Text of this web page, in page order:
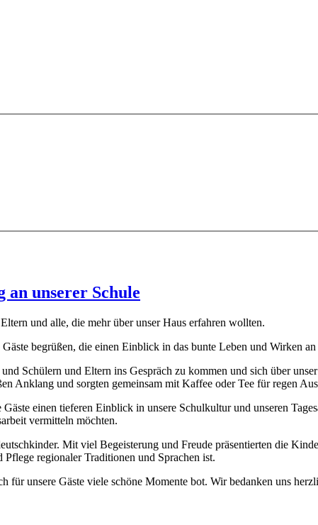
unserer Schule
und alle, die mehr über unser Haus erfahren wollten.
begrüßen, die einen Einblick in das bunte Leben und Wirken
Schülern und Eltern ins Gespräch zu kommen und sich über
Anklang und sorgten gemeinsam mit Kaffee oder Tee für regen
einen tieferen Einblick in unsere Schulkultur und unseren
vermitteln möchten.
Mit viel Begeisterung und Freude präsentierten die
regionaler Traditionen und Sprachen ist.
unsere Gäste viele schöne Momente bot. Wir bedanken uns